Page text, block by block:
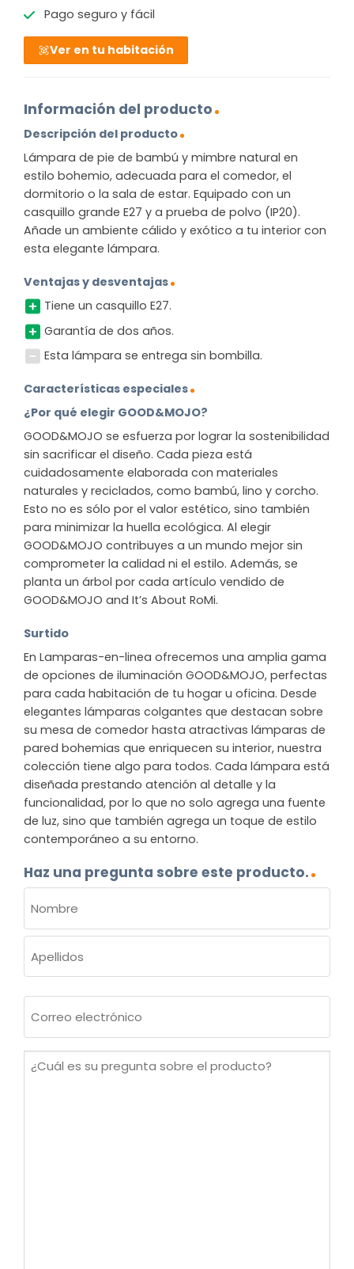
Pago seguro y fácil
Ver en tu habitación
Información del producto
Descripción del producto
Lámpara de pie de bambú y mimbre natural en
estilo bohemio, adecuada para el comedor, el
dormitorio o la sala de estar. Equipado con un
casquillo grande E27 y a prueba de polvo (IP20).
Añade un ambiente cálido y exótico a tu interior con
esta elegante lámpara.
Ventajas y desventajas
Tiene un casquillo E27.
Garantía de dos años.
Esta lámpara se entrega sin bombilla.
Características especiales
¿Por qué elegir GOOD&MOJO?
GOOD&MOJO se esfuerza por lograr la sostenibilidad
sin sacrificar el diseño. Cada pieza está
cuidadosamente elaborada con materiales
naturales y reciclados, como bambú, lino y corcho.
Esto no es sólo por el valor estético, sino también
para minimizar la huella ecológica. Al elegir
GOOD&MOJO contribuyes a un mundo mejor sin
comprometer la calidad ni el estilo. Además, se
planta un árbol por cada artículo vendido de
GOOD&MOJO and It’s About RoMi.
Surtido
En Lamparas-en-linea ofrecemos una amplia gama
de opciones de iluminación GOOD&MOJO, perfectas
para cada habitación de tu hogar u oficina. Desde
elegantes lámparas colgantes que destacan sobre
su mesa de comedor hasta atractivas lámparas de
pared bohemias que enriquecen su interior, nuestra
colección tiene algo para todos. Cada lámpara está
diseñada prestando atención al detalle y la
funcionalidad, por lo que no solo agrega una fuente
de luz, sino que también agrega un toque de estilo
contemporáneo a su entorno.
Haz una pregunta sobre este producto.
(OBLIGATORIO)
Nombre
electrónico
¿Cuál